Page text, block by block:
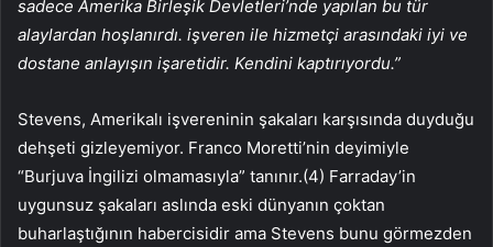
sadece Amerika Birleşik Devletleri’nde yapılan bu tür
alaylardan hoşlanırdı. işveren ile hizmetçi arasındaki iyi ve
dostane anlayışın işaretidir. Kendini kaptırıyordu.”
Stevens, Amerikalı işvereninin şakaları karşısında duyduğu
dehşeti gizleyemiyor. Franco Moretti’nin deyimiyle
“Burjuva İngilizi olmamasıyla” tanınır.(4) Farraday’in
uygunsuz şakaları aslında eski dünyanın çoktan
buharlaştığının habercisidir ama Stevens bunu görmezden